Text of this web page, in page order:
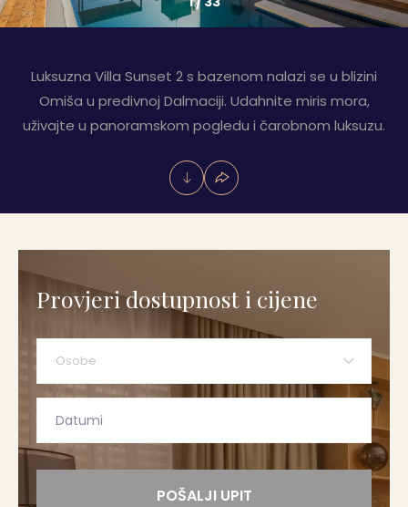
Luksuzna Villa Sunset 2 s bazenom nalazi se u blizini
Omiša u predivnoj Dalmaciji. Udahnite miris mora,
uživajte u panoramskom pogledu i čarobnom luksuzu.
Provjeri dostupnost i cijene
Osobe
POŠALJI UPIT